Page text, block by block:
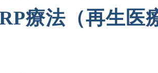
療法（再生医